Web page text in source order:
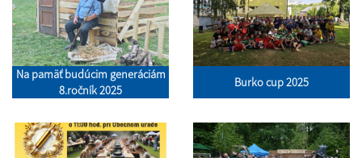
Na pamäť budúcim generáciám
8.ročník 2025
Burko cup 2025